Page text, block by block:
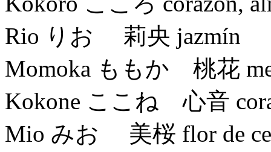
Rio りお 莉央 jazmín
Momoka ももか 桃花
Kokone ここね 心音
Mio みお 美桜 flor de